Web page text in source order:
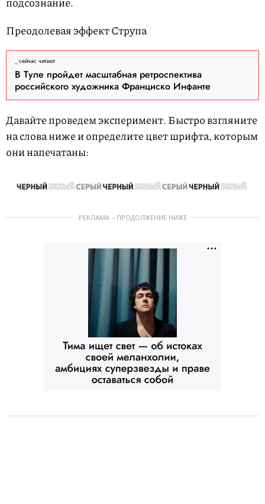
Преодолевая эффект Струпа
сейчас читают
В Туле пройдет масштабная ретроспектива
российского художника Франциско Инфанте
Давайте проведем эксперимент. Быстро взгляните
на слова ниже и определите цвет шрифта, которым
они напечатаны:
РЕКЛАМА – ПРОДОЛЖЕНИЕ НИЖЕ